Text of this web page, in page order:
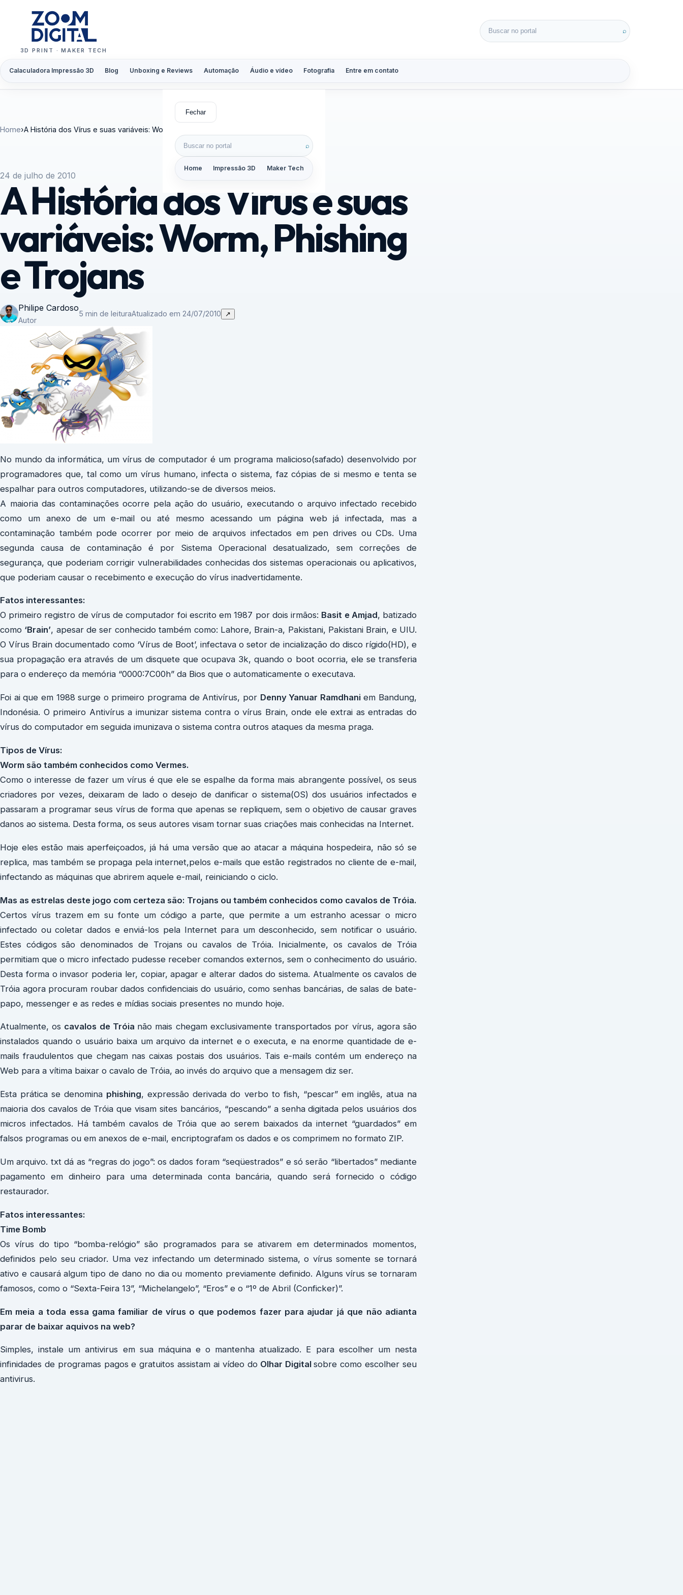
3D PRINT · MAKER TECH
Calaculadora Impressão 3D Blog Unboxing e Reviews Automação Áudio e vídeo Fotografia Entre em contato
Buscar por: ⌕
Fechar
Buscar por: ⌕
Home Impressão 3D Maker Tech
Home›A História dos Vírus e suas variáveis: Worm, Phishing e Trojans
24 de julho de 2010
A História dos Vírus e suas
variáveis: Worm, Phishing
e Trojans
Philipe Cardoso
Autor
5 min de leituraAtualizado em 24/07/2010 ↗
No mundo da informática, um vírus de computador é um programa malicioso(safado) desenvolvido por
programadores que, tal como um vírus humano, infecta o sistema, faz cópias de si mesmo e tenta se
espalhar para outros computadores, utilizando-se de diversos meios.
A maioria das contaminações ocorre pela ação do usuário, executando o arquivo infectado recebido
como um anexo de um e-mail ou até mesmo acessando um página web já infectada, mas a
contaminação também pode ocorrer por meio de arquivos infectados em pen drives ou CDs. Uma
segunda causa de contaminação é por Sistema Operacional desatualizado, sem correções de
segurança, que poderiam corrigir vulnerabilidades conhecidas dos sistemas operacionais ou aplicativos,
que poderiam causar o recebimento e execução do vírus inadvertidamente.
Fatos interessantes:
O primeiro registro de vírus de computador foi escrito em 1987 por dois irmãos: Basit e Amjad, batizado
como ‘Brain’, apesar de ser conhecido também como: Lahore, Brain-a, Pakistani, Pakistani Brain, e UIU.
O Vírus Brain documentado como ‘Vírus de Boot’, infectava o setor de incialização do disco rígido(HD), e
sua propagação era através de um disquete que ocupava 3k, quando o boot ocorria, ele se transferia
para o endereço da memória “0000:7C00h” da Bios que o automaticamente o executava.
Foi ai que em 1988 surge o primeiro programa de Antivírus, por Denny Yanuar Ramdhaniem Bandung,
Indonésia. O primeiro Antivírus a imunizar sistema contra o vírus Brain, onde ele extrai as entradas do
vírus do computador em seguida imunizava o sistema contra outros ataques da mesma praga.
Tipos de Vírus:
Worm são também conhecidos como Vermes.
Como o interesse de fazer um vírus é que ele se espalhe da forma mais abrangente possível, os seus
criadores por vezes, deixaram de lado o desejo de danificar o sistema(OS) dos usuários infectados e
passaram a programar seus vírus de forma que apenas se repliquem, sem o objetivo de causar graves
danos ao sistema. Desta forma, os seus autores visam tornar suas criações mais conhecidas na Internet.
Hoje eles estão mais aperfeiçoados, já há uma versão que ao atacar a máquina hospedeira, não só se
replica, mas também se propaga pela internet,pelos e-mails que estão registrados no cliente de e-mail,
infectando as máquinas que abrirem aquele e-mail, reiniciando o ciclo.
Mas as estrelas deste jogo com certeza são: Trojans ou também conhecidos como cavalos de Tróia.
Certos vírus trazem em su fonte um código a parte, que permite a um estranho acessar o micro
infectado ou coletar dados e enviá-los pela Internet para um desconhecido, sem notificar o usuário.
Estes códigos são denominados de Trojans ou cavalos de Tróia. Inicialmente, os cavalos de Tróia
permitiam que o micro infectado pudesse receber comandos externos, sem o conhecimento do usuário.
Desta forma o invasor poderia ler, copiar, apagar e alterar dados do sistema. Atualmente os cavalos de
Tróia agora procuram roubar dados confidenciais do usuário, como senhas bancárias, de salas de bate-
papo, messenger e as redes e mídias sociais presentes no mundo hoje.
Atualmente, os cavalos de Tróia não mais chegam exclusivamente transportados por vírus, agora são
instalados quando o usuário baixa um arquivo da internet e o executa, e na enorme quantidade de e-
mails fraudulentos que chegam nas caixas postais dos usuários. Tais e-mails contém um endereço na
Web para a vítima baixar o cavalo de Tróia, ao invés do arquivo que a mensagem diz ser.
Esta prática se denomina phishing, expressão derivada do verbo to fish, “pescar” em inglês, atua na
maioria dos cavalos de Tróia que visam sites bancários, “pescando” a senha digitada pelos usuários dos
micros infectados. Há também cavalos de Tróia que ao serem baixados da internet “guardados” em
falsos programas ou em anexos de e-mail, encriptografam os dados e os comprimem no formato ZIP.
Um arquivo. txt dá as “regras do jogo”: os dados foram “seqüestrados” e só serão “libertados” mediante
pagamento em dinheiro para uma determinada conta bancária, quando será fornecido o código
restaurador.
Fatos interessantes:
Time Bomb
Os vírus do tipo “bomba-relógio” são programados para se ativarem em determinados momentos,
definidos pelo seu criador. Uma vez infectando um determinado sistema, o vírus somente se tornará
ativo e causará algum tipo de dano no dia ou momento previamente definido. Alguns vírus se tornaram
famosos, como o “Sexta-Feira 13”, “Michelangelo”, “Eros” e o “1º de Abril (Conficker)”.
Em meia a toda essa gama familiar de vírus o que podemos fazer para ajudar já que não adianta
parar de baixar aquivos na web?
Simples, instale um antivirus em sua máquina e o mantenha atualizado. E para escolher um nesta
infinidades de programas pagos e gratuitos assistam ai vídeo doOlhar Digitalsobre como escolher seu
antivirus.